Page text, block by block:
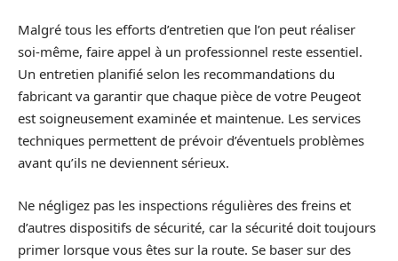
Malgré tous les efforts d’entretien que l’on peut réaliser
soi-même, faire appel à un professionnel reste essentiel.
Un entretien planifié selon les recommandations du
fabricant va garantir que chaque pièce de votre Peugeot
est soigneusement examinée et maintenue. Les services
techniques permettent de prévoir d’éventuels problèmes
avant qu’ils ne deviennent sérieux.
Ne négligez pas les inspections régulières des freins et
d’autres dispositifs de sécurité, car la sécurité doit toujours
primer lorsque vous êtes sur la route. Se baser sur des